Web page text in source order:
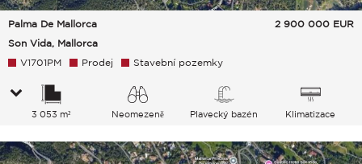
Palma De Mallorca
Son Vida, Mallorca
2 900 000 EUR
V1701PM Prodej Stavební pozemky
3 053 m²
Neomezeně
Plavecký bazén Klimatizace